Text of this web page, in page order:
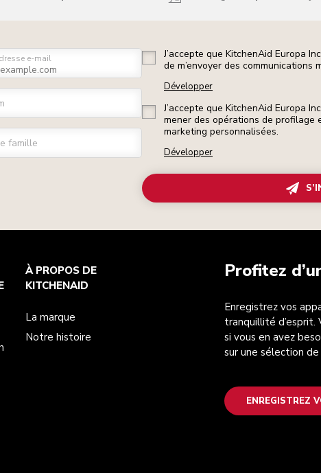
e-mail
famille
J’accepte que KitchenAid Europa
de m’envoyer des communications
Développer
J’accepte que KitchenAid Europa
mener des opérations de profilage
marketing personnalisées.
Développer
Profitez
Enregistrez vos
tranquillité d’esprit.
si vous en avez
sur une sélection
ENREGISTREZ
À PROPOS DE
KITCHENAID
La marque
Notre histoire